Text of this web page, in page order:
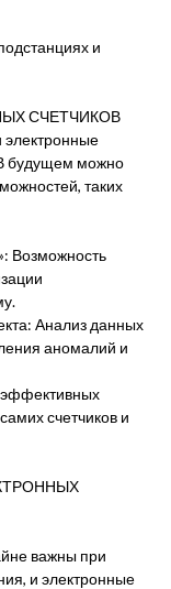
и
СЧЕТЧИКОВ
электронные
будущем можно
таких
Возможность
Анализ данных
аномалий и
счетчиков и
важны при
и электронные